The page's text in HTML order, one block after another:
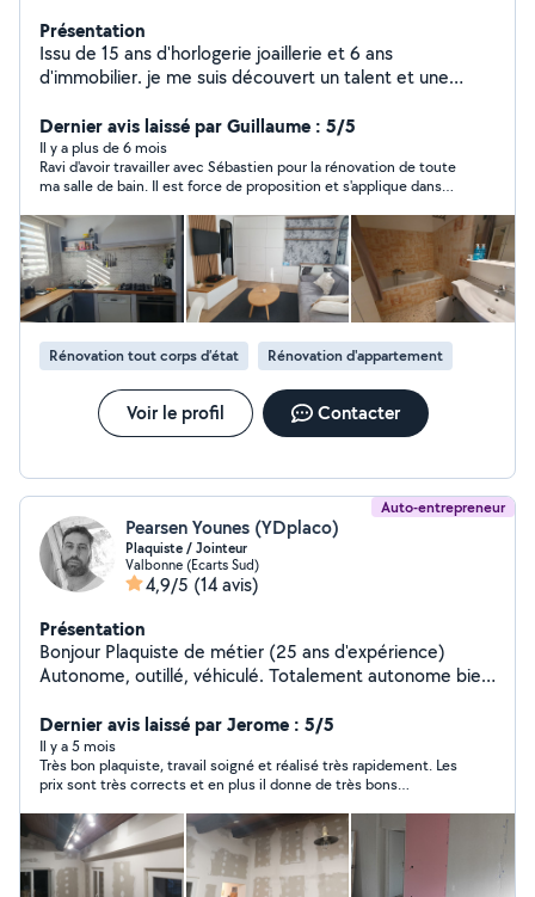
Présentation
Issu de 15 ans d'horlogerie joaillerie et 6 ans
d'immobilier. je me suis découvert un talent et une
mise en vente et la location saisonnière. j'ai donc créer
mon service de Rénovation, Vente et Gestion
Saisonnière, pour toutes les personnes, qui souhaitent
préserver leur patrimoine et en dégager des bénéfices
Contact 7.68.69.66.39
Dernier avis laissé par Guillaume : 5/5
Il y a plus de 6 mois
Ravi d'avoir travailler avec Sébastien pour la rénovation de toute
ma salle de bain. Il est force de proposition et s'applique dans
Rénovation tout corps d’état Rénovation d'appartement
Voir le profil Contacter
Auto-entrepreneur
Pearsen Younes (YDplaco)
Plaquiste / Jointeur
Valbonne (Ecarts Sud)
4,9/5 (14 avis)
Présentation
Bonjour Plaquiste de métier (25 ans d'expérience)
Autonome, outillé, véhiculé. Totalement autonome bien
de Cloisons isolation placo Faux plafond Stil,demi
stil,doublage collé,pose de laine de verre. Respect des
normes DTU. Plafond démontable Jointoiement avec
bande calicot et finition joint.
Dernier avis laissé par Jerome : 5/5
Il y a 5 mois
Très bon plaquiste, travail soigné et réalisé très rapidement. Les
prix sont très corrects et en plus il donne de très bons
recommande grandement 👍